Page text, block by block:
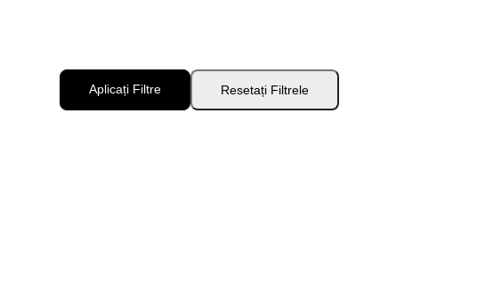
Aplicați Filtre Resetați Filtrele